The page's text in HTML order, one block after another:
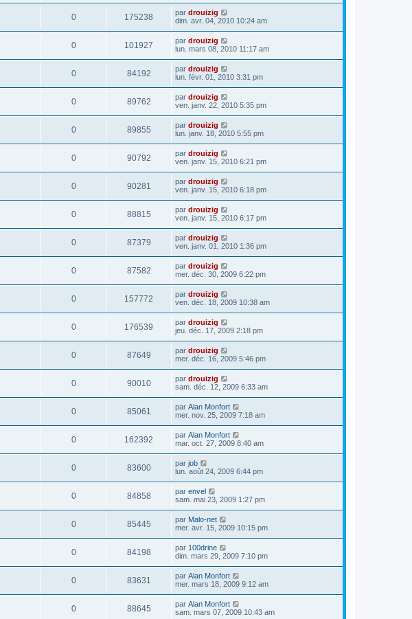
0 175238 par drouizig
dim. avr. 04, 2010 10:24 am
0 101927 par drouizig
lun. mars 08, 2010 11:17 am
0 84192 par drouizig
lun. févr. 01, 2010 3:31 pm
0 89762 par drouizig
ven. janv. 22, 2010 5:35 pm
0 89855 par drouizig
lun. janv. 18, 2010 5:55 pm
0 90792 par drouizig
ven. janv. 15, 2010 6:21 pm
0 90281 par drouizig
ven. janv. 15, 2010 6:18 pm
0 88815 par drouizig
ven. janv. 15, 2010 6:17 pm
0 87379 par drouizig
ven. janv. 01, 2010 1:36 pm
0 87582 par drouizig
mer. déc. 30, 2009 6:22 pm
0 157772 par drouizig
ven. déc. 18, 2009 10:38 am
0 176539 par drouizig
jeu. déc. 17, 2009 2:18 pm
0 87649 par drouizig
mer. déc. 16, 2009 5:46 pm
0 90010 par drouizig
sam. déc. 12, 2009 6:33 am
0 85061 par Alan Monfort
mer. nov. 25, 2009 7:18 am
0 162392 par Alan Monfort
mar. oct. 27, 2009 8:40 am
0 83600 par job
lun. août 24, 2009 6:44 pm
0 84858 par envel
sam. mai 23, 2009 1:27 pm
0 85445 par Malo-net
mer. avr. 15, 2009 10:15 pm
0 84198 par 100drine
dim. mars 29, 2009 7:10 pm
0 83631 par Alan Monfort
mer. mars 18, 2009 9:12 am
0 88645 par Alan Monfort
sam. mars 07, 2009 10:43 am